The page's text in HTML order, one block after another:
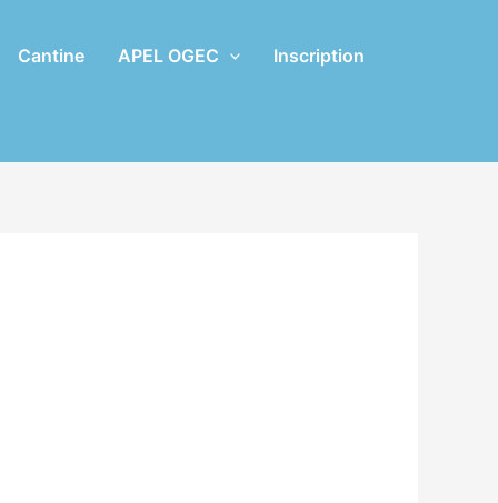
Cantine APEL OGEC Inscription